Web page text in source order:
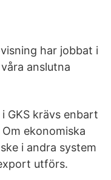
har jobbat i
anslutna
GKS krävs enbart
ekonomiska
i andra system
utförs.